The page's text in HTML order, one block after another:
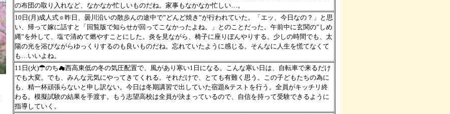
の布団の取り入れなど、なかなか忙しいものだね。家事もなかなか忙しい…。
10日(月)成人式☼昨日、曇川沿いの散歩んの途中で”どんど焼き”が行われていた。「エッ、今日なの？」と思
い、帰って嫁に話すと「回覧版で知らせが回ってこなかったよね。」とのことだった。午前中に玄関の”しめ
縄”を外して、塩で清めて燃やすことにした。炎を見ながら、椅子に座りぼんやりする。少しの時間でも、太
陽の光を浴びながらゆっくりするのも良いものだね。忘れていたように感じる。そんなに人生を慌てなくて
も…いいよね。
11日(火)☂のち☁西高東低の冬の気圧配置で、風があり寒い1日になる。こんな寒い日は、自転車で来るだけ
でも大変。でも、みんな元気にやってきてくれる。それだけで、とても有難く思う。この子どもたちの為に
も、精一杯頑張らないと申し訳ない。今日は冬期講習で出していた宿題&テストを行う。全員がキッチリ終
わる。模擬試験の結果を手渡す。もう志望高校は全員が決まっているので、自信を持って受験できるように
指導していく。